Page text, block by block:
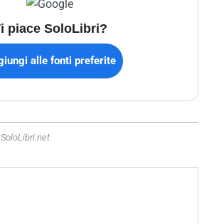
piace SoloLibri?
alle fonti preferite